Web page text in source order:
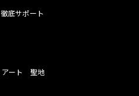
底サポート
アート 聖地